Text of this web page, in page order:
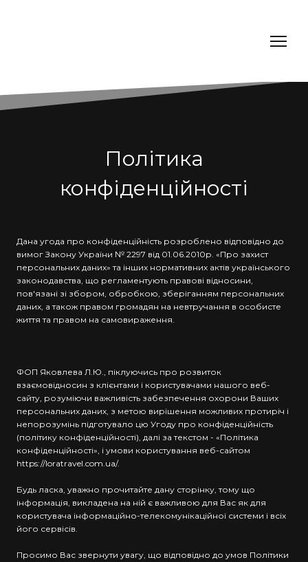
Політика
конфіденційності
Дана угода про конфіденційність розроблено відповідно до
вимог Закону України № 2297 від 01.06.2010р. «Про захист
персональних даних» та інших нормативних актів українського
законодавства, що регламентують правові відносини,
пов'язані зі збором, обробкою, зберіганням персональних
даних, а також правом громадян на невтручання в особисте
життя та правом на самовираження.
ФОП Яковлева Л.Ю., піклуючись про розвиток
взаємовідносин з клієнтами і користувачами нашого веб-
сайту, розуміючи важливість забезпечення охорони Ваших
персональних даних, з метою вирішення можливих протиріч і
непорозумінь підготувало цю Угоду про конфіденційність
(політику конфіденційності), далі за текстом - «Політика
конфіденційності», і умови користування веб-сайтом
https://loratravel.com.ua/.
Будь ласка, уважно прочитайте дану сторінку, тому що
інформація, викладена на ній є важливою для Вас як для
користувача інформаційно-телекомунікаційної системи і всіх
його сервісів.
Просимо Вас звернути увагу, що відповідно до умов Політики